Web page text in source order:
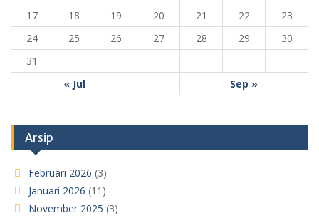
17
18 19 20 21 22
23
24
25 26 27 28 29
30
31
« Jul
Sep »
Arsip
Februari 2026 (3)
Januari 2026 (11)
November 2025 (3)